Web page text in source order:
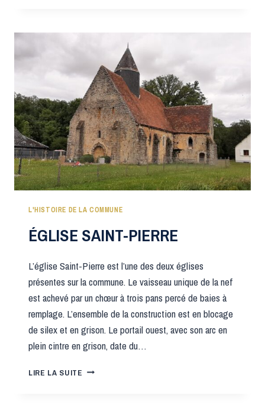
POMME
L'HISTOIRE DE LA COMMUNE
ÉGLISE SAINT-PIERRE
L’église Saint-Pierre est l’une des deux églises
présentes sur la commune. Le vaisseau unique de la nef
est achevé par un chœur à trois pans percé de baies à
remplage. L’ensemble de la construction est en blocage
de silex et en grison. Le portail ouest, avec son arc en
plein cintre en grison, date du…
LIRE LA SUITE ÉGLISE